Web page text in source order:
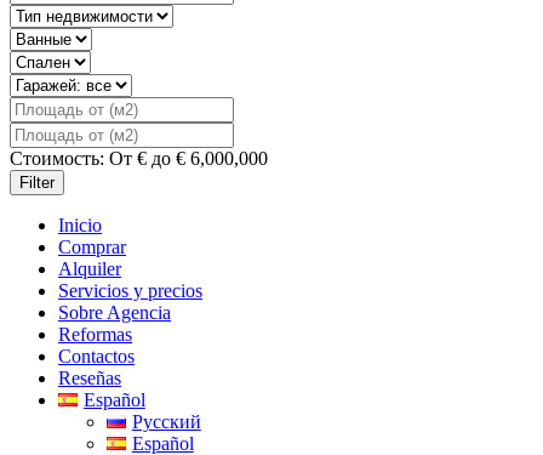
Стоимость: От € до € 6,000,000
Filter
Inicio
Comprar
Alquiler
Servicios y precios
Sobre Agencia
Reformas
Contactos
Reseñas
Español
Русский
Español